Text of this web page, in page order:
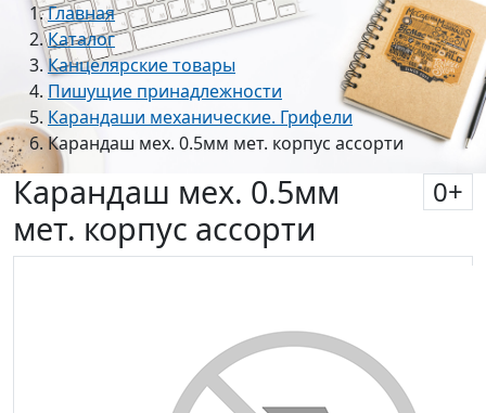
Главная
Каталог
Канцелярские товары
Пишущие принадлежности
Карандаши механические. Грифели
Карандаш мех. 0.5мм мет. корпус ассорти
Карандаш мех. 0.5мм
мет. корпус ассорти
0+